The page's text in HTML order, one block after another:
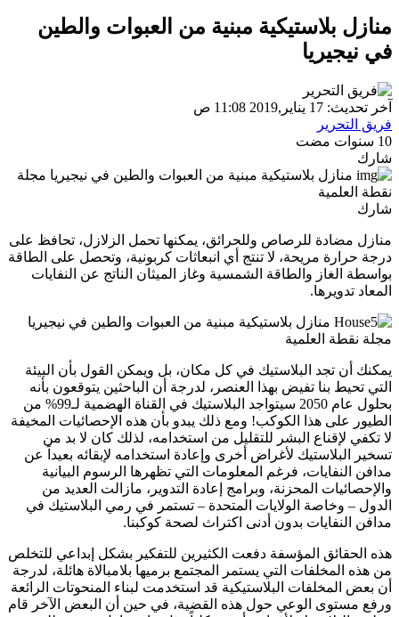
منازل بلاستيكية مبنية من العبوات والطين
في نيجيريا
آخر تحديث: 17 يناير,2019 11:08 ص
فريق التحرير
10 سنوات مضت
شارك
شارك
منازل مضادة للرصاص وللحرائق، يمكنها تحمل الزلازل، تحافظ على
درجة حرارة مريحة، لا تنتج أي انبعاثات كربونية، وتحصل على الطاقة
بواسطة الغاز والطاقة الشمسية وغاز الميثان الناتج عن النفايات
المعاد تدويرها.
يمكنك أن تجد البلاستيك في كل مكان، بل ويمكن القول بأن البيئة
التي تحيط بنا تفيض بهذا العنصر، لدرجة أن الباحثين يتوقعون بأنه
بحلول عام 2050 سيتواجد البلاستيك في القناة الهضمية لـ99% من
الطيور على هذا الكوكب! ومع ذلك يبدو بأن هذه الإحصائيات المخيفة
لا تكفي لإقناع البشر للتقليل من استخدامه، لذلك كان لا بد من
تسخير البلاستيك لأغراض أخرى وإعادة استخدامه لإبقائه بعيداً عن
مدافن النفايات، فرغم المعلومات التي تظهرها الرسوم البيانية
والإحصائيات المحزنة، وبرامج إعادة التدوير، مازالت العديد من
الدول – وخاصة الولايات المتحدة – تستمر في رمي البلاستيك في
مدافن النفايات بدون أدنى اكتراث لصحة كوكبنا.
هذه الحقائق المؤسفة دفعت الكثيرين للتفكير بشكل إبداعي للتخلص
من هذه المخلفات التي يستمر المجتمع برميها بلامبالاة هائلة، لدرجة
أن بعض المخلفات البلاستيكية قد استخدمت لبناء المنحوتات الرائعة
ورفع مستوى الوعي حول هذه القضية، في حين أن البعض الآخر قام